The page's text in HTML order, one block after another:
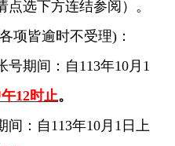
选下方连结参阅）。
项皆逾时不受理)：
号期间：自113年10月1
12时止。
间：自113年10月1日上